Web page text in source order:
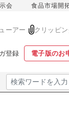
会 食品市場開
ーアー クリッピ
登録 電子版のお